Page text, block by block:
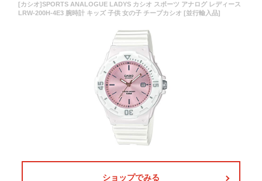
[カシオ]SPORTS ANALOGUE LADYS カシオ スポーツ アナログ レディース
LRW-200H-4E3 腕時計 キッズ 子供 女の子 チープカシオ [並行輸入品]
ショップでみる